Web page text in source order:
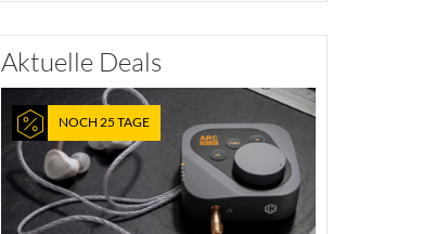
Aktuelle Deals
NOCH 25 TAGE